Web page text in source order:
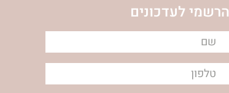
הרשמי לעדכונים